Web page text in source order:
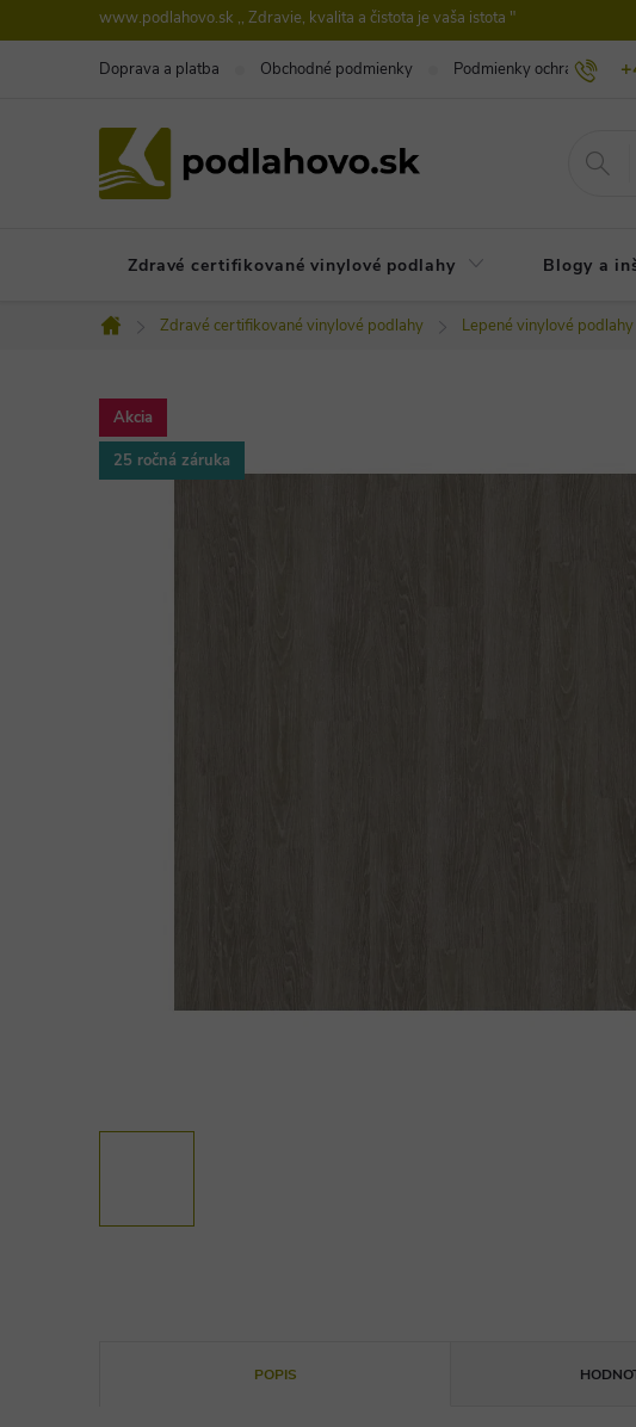
na
www.podlahovo.sk ,, Zdravie, kvalita a čistota je vaša istota "
Doprava a platba Obchodné podmienky Podmienky ochrany
Zdravé certifikované vinylové podlahy Blogy a
Domov
Zdravé certifikované vinylové podlahy Lepené vinylové podlahy
Akcia
25 ročná záruka
POPIS